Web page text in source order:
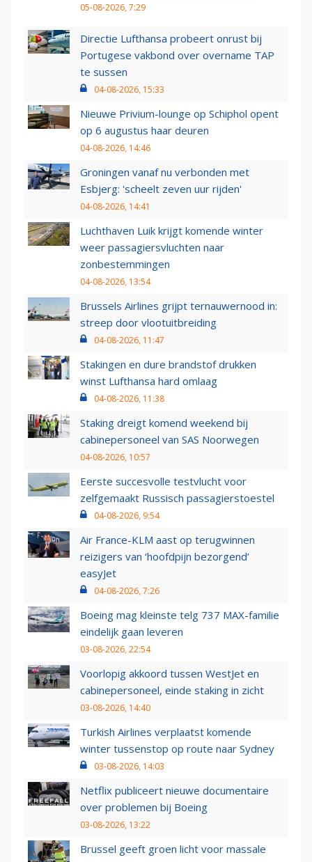
05-08-2026, 7:29
Directie Lufthansa probeert onrust bij
Portugese vakbond over overname TAP
te sussen
04-08-2026, 15:33
Nieuwe Privium-lounge op Schiphol opent
op 6 augustus haar deuren
04-08-2026, 14:46
Groningen vanaf nu verbonden met
Esbjerg: 'scheelt zeven uur rijden'
04-08-2026, 14:41
Luchthaven Luik krijgt komende winter
weer passagiersvluchten naar
zonbestemmingen
04-08-2026, 13:54
Brussels Airlines grijpt ternauwernood in:
streep door vlootuitbreiding
04-08-2026, 11:47
Stakingen en dure brandstof drukken
winst Lufthansa hard omlaag
04-08-2026, 11:38
Staking dreigt komend weekend bij
cabinepersoneel van SAS Noorwegen
04-08-2026, 10:57
Eerste succesvolle testvlucht voor
zelfgemaakt Russisch passagierstoestel
04-08-2026, 9:54
Air France-KLM aast op terugwinnen
reizigers van ‘hoofdpijn bezorgend’
easyJet
04-08-2026, 7:26
Boeing mag kleinste telg 737 MAX-familie
eindelijk gaan leveren
03-08-2026, 22:54
Voorlopig akkoord tussen WestJet en
cabinepersoneel, einde staking in zicht
03-08-2026, 14:40
Turkish Airlines verplaatst komende
winter tussenstop op route naar Sydney
03-08-2026, 14:03
Netflix publiceert nieuwe documentaire
over problemen bij Boeing
03-08-2026, 13:22
Brussel geeft groen licht voor massale